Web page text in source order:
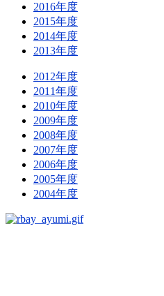
2016年度
2015年度
2014年度
2013年度
2012年度
2011年度
2010年度
2009年度
2008年度
2007年度
2006年度
2005年度
2004年度